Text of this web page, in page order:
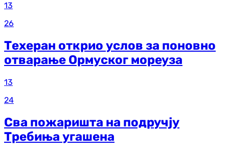
13
26
Техеран открио услов за поновно
отварање Ормуског мореуза
13
24
Сва пожаришта на подручју
Требиња угашена